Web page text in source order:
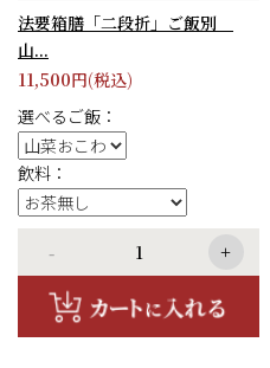
法要箱膳「二段折」ご飯別
山...
11,500円(税込)
選べるご飯：
飲料：
- +